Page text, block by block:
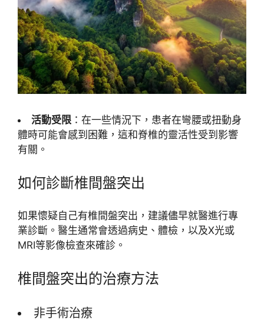
活動受限 ：在一些情況下，患者在彎腰或扭動身
體時可能會感到困難，這和脊椎的靈活性受到影響
有關。
如何診斷椎間盤突出
如果懷疑自己有椎間盤突出，建議儘早就醫進行專
業診斷。醫生通常會透過病史、體檢，以及X光或
MRI等影像檢查來確診。
椎間盤突出的治療方法
非手術治療